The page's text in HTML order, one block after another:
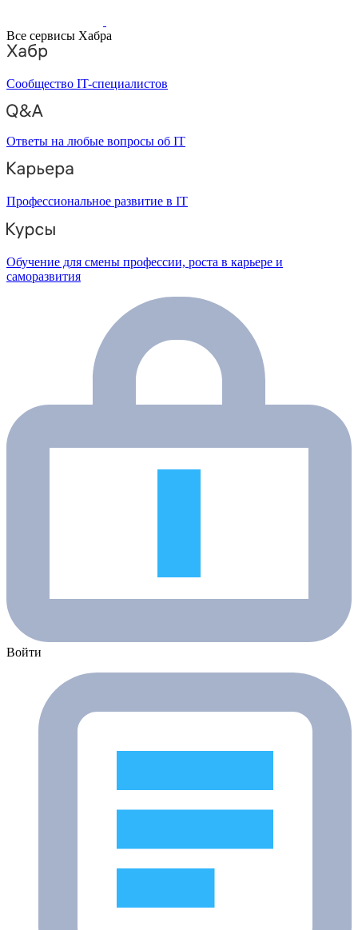
Все сервисы Хабра
Сообщество IT-специалистов
Ответы на любые вопросы об IT
Профессиональное развитие в IT
Обучение для смены профессии, роста в карьере и
саморазвития
Войти